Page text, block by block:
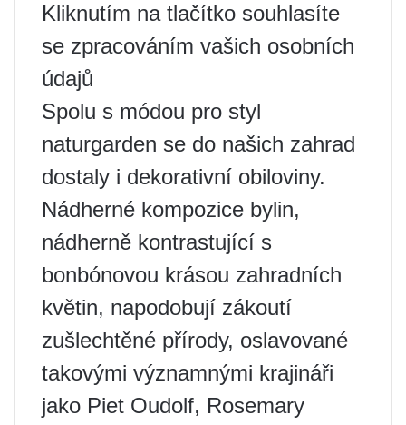
Kliknutím na tlačítko souhlasíte
se zpracováním vašich osobních
údajů
Spolu s módou pro styl
naturgarden se do našich zahrad
dostaly i dekorativní obiloviny.
Nádherné kompozice bylin,
nádherně kontrastující s
bonbónovou krásou zahradních
květin, napodobují zákoutí
zušlechtěné přírody, oslavované
takovými významnými krajináři
jako Piet Oudolf, Rosemary